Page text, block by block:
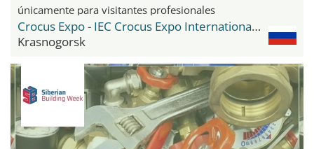
únicamente para visitantes profesionales
Crocus Expo - IEC Crocus Expo International Exhibition Centre
Krasnogorsk